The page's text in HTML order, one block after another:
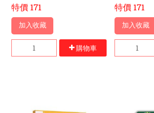
特價 171
加入收藏
購物車
特價 171
加入收藏